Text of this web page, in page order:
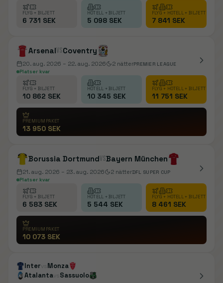
FLYG + BILJETT
6 731 SEK
HOTELL + BILJETT
5 098 SEK
FLYG + HOTELL + BILJETT
7 841 SEK
ArsenalvsCoventry
20. aug. 2026 – 22. aug. 2026 2 nätterPREMIER LEAGUE
Platser kvar
FLYG + BILJETT
10 862 SEK
HOTELL + BILJETT
10 345 SEK
FLYG + HOTELL + BILJETT
11 751 SEK
PREMIUMPAKET
13 950 SEK
Borussia DortmundvsBayern München
21. aug. 2026 – 23. aug. 2026 2 nätterDFL SUPER CUP
Platser kvar
FLYG + BILJETT
6 583 SEK
HOTELL + BILJETT
5 544 SEK
FLYG + HOTELL + BILJETT
8 461 SEK
PREMIUMPAKET
10 073 SEK
Inter vs Monza
Atalantavs Sassuolo